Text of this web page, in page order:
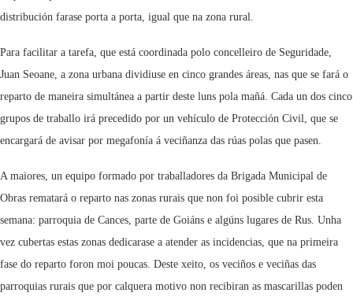
distribución farase porta a porta, igual que na zona rural.
Para facilitar a tarefa, que está coordinada polo concelleiro de Seguridade,
Juan Seoane, a zona urbana dividiuse en cinco grandes áreas, nas que se fará o
reparto de maneira simultánea a partir deste luns pola mañá. Cada un dos cinco
grupos de traballo irá precedido por un vehículo de Protección Civil, que se
encargará de avisar por megafonía á veciñanza das rúas polas que pasen.
A maiores, un equipo formado por traballadores da Brigada Municipal de
Obras rematará o reparto nas zonas rurais que non foi posible cubrir esta
semana: parroquia de Cances, parte de Goiáns e algúns lugares de Rus. Unha
vez cubertas estas zonas dedicarase a atender as incidencias, que na primeira
fase do reparto foron moi poucas. Deste xeito, os veciños e veciñas das
parroquias rurais que por calquera motivo non recibiran as mascarillas poden